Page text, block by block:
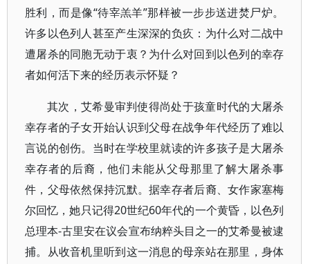
胜利，而是像“待宰羔羊”那样被一步步送进焚尸炉。
许多以色列人甚至产生深深的负疚：为什么对二战中
遭屠杀的同胞无动于衷？为什么对回到以色列的幸存
者如何活下来的经历表示怀疑？
其次，艾希曼审判使得尚处于孩童时代的大屠杀
幸存者的子女开始认识到父母在战争年代经历了难以
言说的创伤。当时在学校里就读的许多孩子是大屠杀
幸存者的后裔，他们未能从父母那里了解大屠杀事
件，父母依然保持沉默。据幸存者后裔、女作家塞梅
尔回忆，她只记得20世纪60年代的一个黄昏，以色列
总理本-古里安在议会宣布纳粹头目之一的艾希曼被逮
捕。从收音机里听到这一消息的母亲站在那里，身体